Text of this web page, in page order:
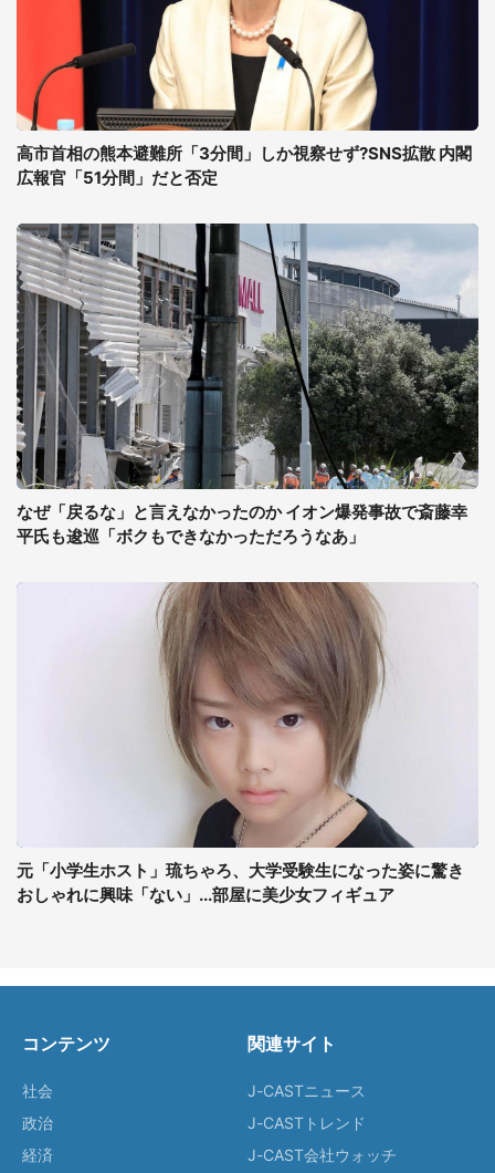
高市首相の熊本避難所「3分間」しか視察せず?SNS拡散 内閣
広報官「51分間」だと否定
なぜ「戻るな」と言えなかったのか イオン爆発事故で斎藤幸
平氏も逡巡「ボクもできなかっただろうなあ」
元「小学生ホスト」琉ちゃろ、大学受験生になった姿に驚き
おしゃれに興味「ない」...部屋に美少女フィギュア
コンテンツ
社会
政治
経済
関連サイト
J-CASTニュース
J-CASTトレンド
J-CAST会社ウォッチ